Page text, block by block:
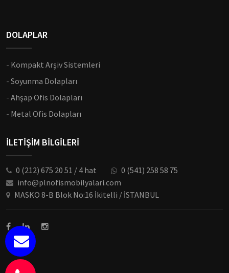
DOLAPLAR
- Kompakt Arşiv Sistemleri
- Soyunma Dolapları
- Ahşap Ofis Dolapları
- Metal Ofis Dolapları
İLETİŞİM BİLGİLERİ
0 (212) 675 20 51 / 4 hat
0 (541) 258 58 75
info@plnofismobilyalari.com
MASKO 8-B Blok No:16 İkitelli / İSTANBUL